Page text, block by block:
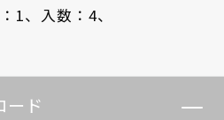
1、 入数：4、
ード